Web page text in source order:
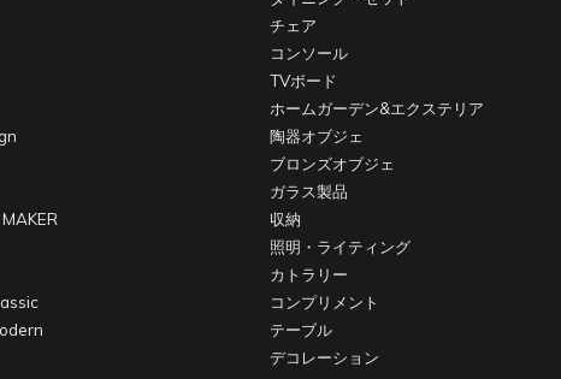
チェア
コンソール
TVボード
ホームガーデン&エクステリア
陶器オブジェ
ブロンズオブジェ
ガラス製品
収納
照明・ライティング
カトラリー
コンプリメント
テーブル
デコレーション